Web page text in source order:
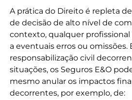
A prática do Direito é repleta
de decisão de alto nível de
contexto, qualquer
a eventuais erros ou omissões.
responsabilização civil
situações, os Seguros E&O
mesmo anular os impactos
decorrentes, por exemplo, de: